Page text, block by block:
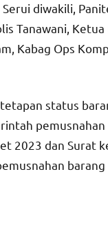
diwakili,
Tanawani, Ketua
Kabag Ops
status
2023 dan Surat